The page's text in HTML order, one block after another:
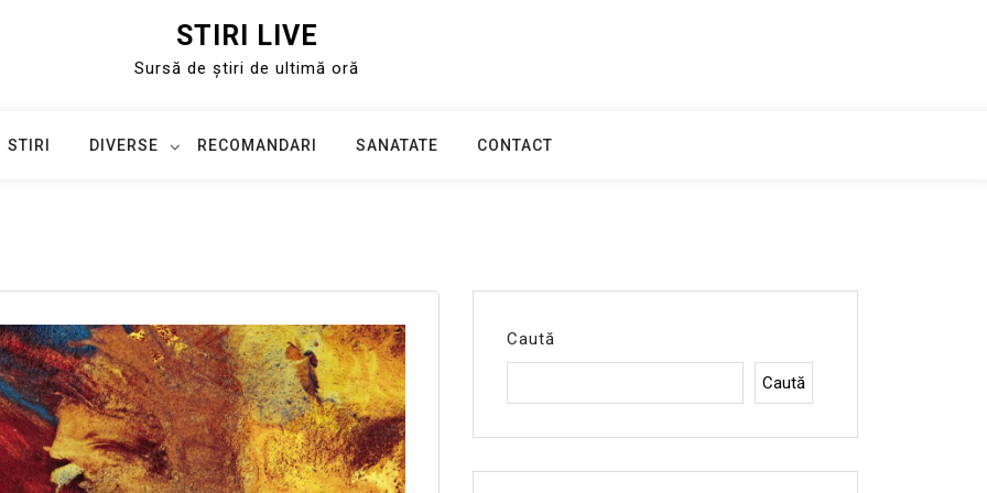
STIRI LIVE
Sursă de știri de ultimă oră
STIRI DIVERSE RECOMANDARI SANATATE CONTACT
Caută
Caută